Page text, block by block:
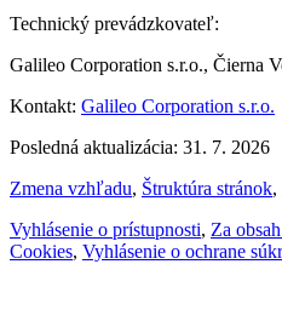
Technický prevádzkovateľ:
Galileo Corporation s.r.o., Čierna
Kontakt: Galileo Corporation s.r.o.
Posledná aktualizácia: 31. 7. 2026
Zmena vzhľadu, Štruktúra stránok,
Vyhlásenie o prístupnosti, Za
Cookies, Vyhlásenie o ochrane